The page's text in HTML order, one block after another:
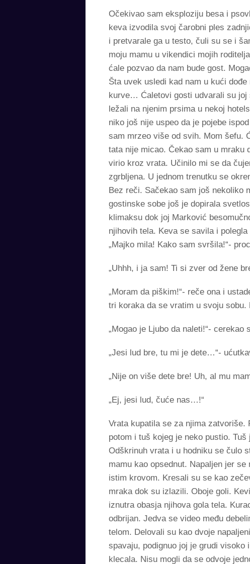
Očekivao sam eksploziju besa i
keva izvodila svoj čarobni ples
i pretvarale ga u testo, čuli su se i
moju mamu u vikendici mojih
ćale pozvao da nam bude gost.
Šta uvek usledi kad nam u kući
kurve… Ćaletovi gosti udvarali su joj
ležali na njenim prsima u nekoj
niko još nije uspeo da je pojebe
sam mrzeo više od svih. Mom šefu.
tata nije micao. Čekao sam u mraku
virio kroz vrata. Učinilo mi se da
zgrbljena. U jednom trenutku se
Bez reči. Sačekao sam još nekoliko
gostinske sobe još je dopirala
klimaksu dok joj Marković
njihovih tela. Keva se savila i polegla
„Majko mila! Kako sam svršila!“-
„Uhhh, i ja sam! Ti si zver od žene
„Moram da piškim!“- reče ona i
tri koraka da se vratim u svoju sobu.
„Mogao je Ljubo da naleti!“- cerekao
„Jesi lud bre, tu mi je dete…“-
„Nije on više dete bre! Uh, al mu
„Ej, jesi lud, čuće nas…!“
Vrata kupatila se za njima zatvoriše.
potom i tuš kojeg je neko pustio.
Odškrinuh vrata i u hodniku se čulo
mamu kao opsednut. Napaljen jer
istim krovom. Kresali su se kao
mraka dok su izlazili. Oboje goli.
iznutra obasja njihova gola tela.
odbrijan. Jedva se video među
telom. Delovali su kao dvoje
spavaju, podignuo joj je grudi visoko
klecala. Nisu mogli da se odvoje